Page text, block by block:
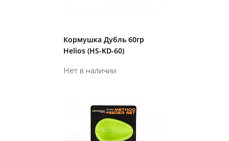
Кормушка Дубль 60гр
Helios (HS-KD-60)
Нет в наличии